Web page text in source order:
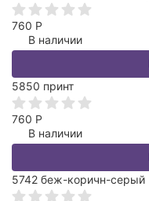
760 Р
В наличии
5850 принт
760 Р
В наличии
5742 беж-коричн-серый